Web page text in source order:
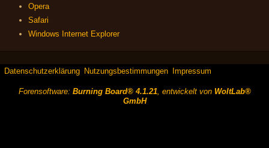
Opera
Safari
Windows Internet Explorer
Datenschutzerklärung Nutzungsbestimmungen Impressum
Forensoftware: Burning Board® 4.1.21, entwickelt von WoltLab®
GmbH